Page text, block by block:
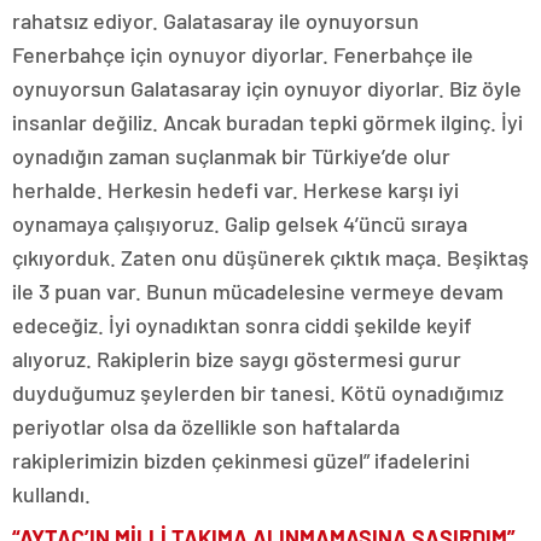
rahatsız ediyor. Galatasaray ile oynuyorsun
Fenerbahçe için oynuyor diyorlar. Fenerbahçe ile
oynuyorsun Galatasaray için oynuyor diyorlar. Biz öyle
insanlar değiliz. Ancak buradan tepki görmek ilginç. İyi
oynadığın zaman suçlanmak bir Türkiye’de olur
herhalde. Herkesin hedefi var. Herkese karşı iyi
oynamaya çalışıyoruz. Galip gelsek 4’üncü sıraya
çıkıyorduk. Zaten onu düşünerek çıktık maça. Beşiktaş
ile 3 puan var. Bunun mücadelesine vermeye devam
edeceğiz. İyi oynadıktan sonra ciddi şekilde keyif
alıyoruz. Rakiplerin bize saygı göstermesi gurur
duyduğumuz şeylerden bir tanesi. Kötü oynadığımız
periyotlar olsa da özellikle son haftalarda
rakiplerimizin bizden çekinmesi güzel” ifadelerini
kullandı.